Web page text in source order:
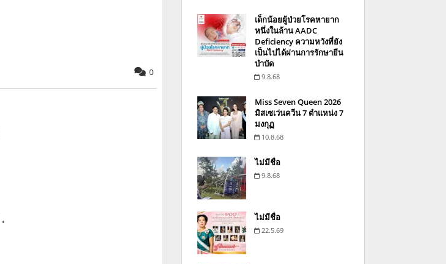
0
เด็กน้อยผู้ป่วยโรคหายาก
หนึ่งในล้าน AADC
Deficiency ความหวังที่ยัง
เป็นไปได้ผ่านการรักษายีน
บำบัด
9.8.68
Miss Seven Queen 2026
มิสเซเว่นควีน 7 ตำแหน่ง 7
มงกุฏ
10.8.68
ไม่มีชื่อ
9.8.68
ไม่มีชื่อ
22.5.69